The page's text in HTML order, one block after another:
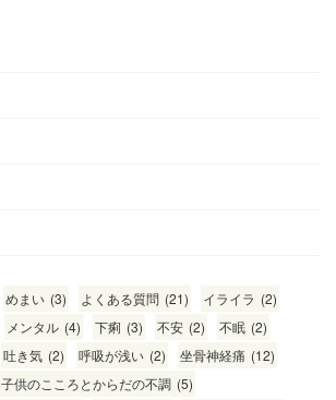
めまい (3) よくある質問 (21) イライラ (2)
メンタル (4) 下痢 (3) 不安 (2) 不眠 (2)
吐き気 (2) 呼吸が浅い (2) 坐骨神経痛 (12)
子供のこころとからだの不調 (5)